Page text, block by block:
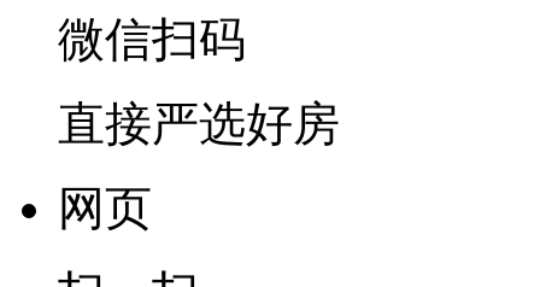
微信扫码
直接严选好房
网页